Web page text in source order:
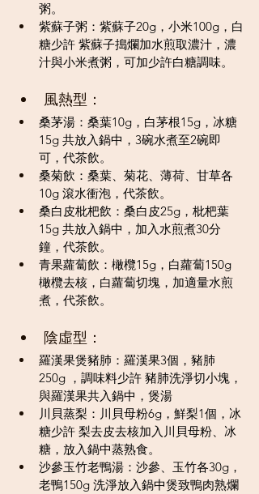
粥。
紫蘇子粥：紫蘇子20g，小米100g，白
糖少許 紫蘇子搗爛加水煎取濃汁，濃
汁與小米煮粥，可加少許白糖調味。
風熱型：
桑茅湯：桑葉10g，白茅根15g，冰糖
15g 共放入鍋中，3碗水煮至2碗即
可，代茶飲。
桑菊飲：桑葉、菊花、薄荷、甘草各
10g 滾水衝泡，代茶飲。
桑白皮枇杷飲：桑白皮25g，枇杷葉
15g 共放入鍋中，加入水煎煮30分
鐘，代茶飲。
青果蘿蔔飲：橄欖15g，白蘿蔔150g
橄欖去核，白蘿蔔切塊，加適量水煎
煮，代茶飲。
陰虛型：
羅漢果煲豬肺：羅漢果3個，豬肺
250g ，調味料少許 豬肺洗淨切小塊，
與羅漢果共入鍋中，煲湯
川貝蒸梨：川貝母粉6g，鮮梨1個，冰
糖少許 梨去皮去核加入川貝母粉、冰
糖，放入鍋中蒸熟食。
沙參玉竹老鴨湯：沙參、玉竹各30g，
老鴨150g 洗淨放入鍋中煲致鴨肉熟爛